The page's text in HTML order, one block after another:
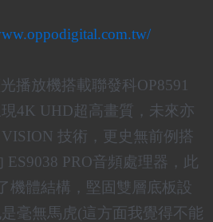
播放機搭載聯發科OP8591
4K UHD超高畫質，未來亦
技術，更史無前例搭
PRO音頻處理器，此
機體結構，堅固雙層底板設
毫無馬虎(這方面我覺得不能